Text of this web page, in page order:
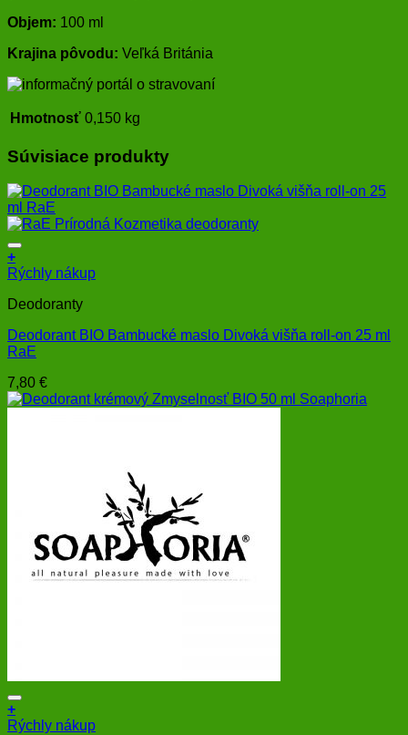
Objem: 100 ml
Krajina pôvodu: Veľká Británia
Hmotnosť 0,150 kg
Súvisiace produkty
+
Rýchly nákup
Deodoranty
Deodorant BIO Bambucké maslo Divoká višňa roll-on 25 ml
RaE
7,80 €
+
Rýchly nákup